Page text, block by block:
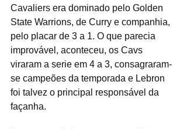
Cavaliers era dominado pelo Golden
State Warrions, de Curry e companhia,
pelo placar de 3 a 1. O que parecia
improvável, aconteceu, os Cavs
viraram a serie em 4 a 3, consagraram-
se campeões da temporada e Lebron
foi talvez o principal responsável da
façanha.